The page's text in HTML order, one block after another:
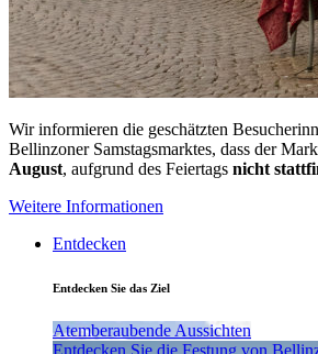
Wir informieren die geschätzten
Bellinzoner Samstagsmarktes, dass der
August, aufgrund des Feiertags nicht
Weitere Informationen
Entdecken
Entdecken Sie das Ziel
Atemberaubende Aussichten